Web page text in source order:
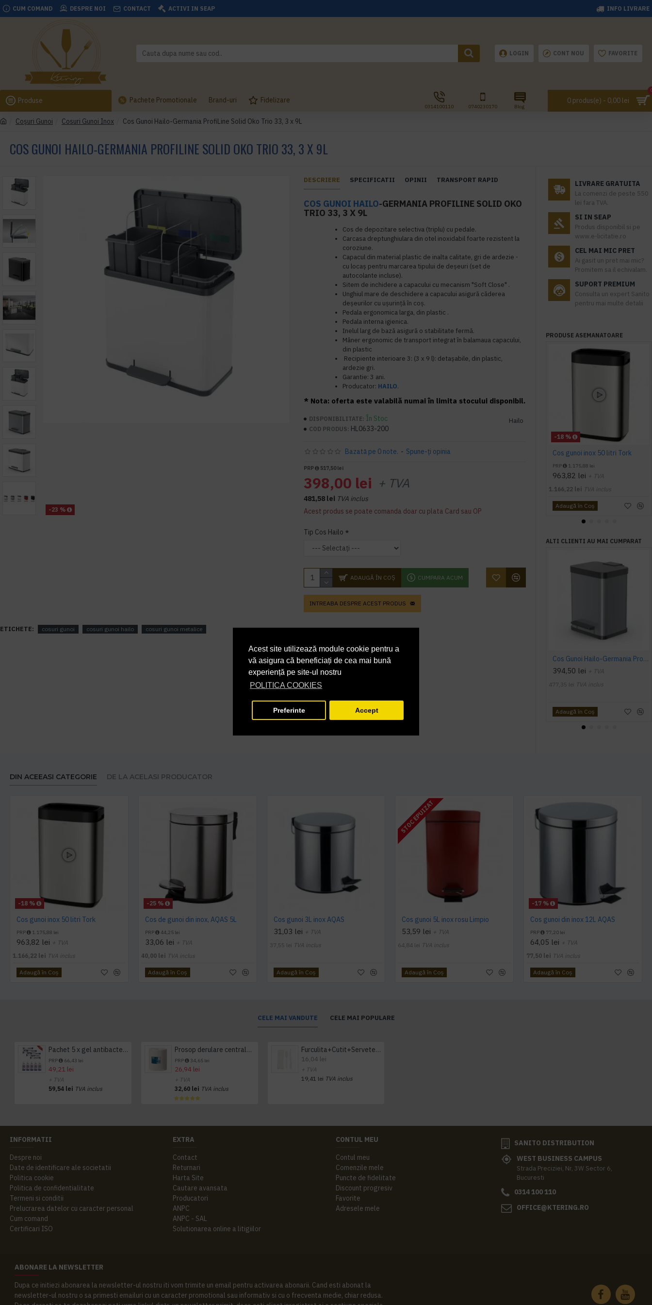
Acest site utilizează module cookie pentru a
vă asigura că beneficiați de cea mai bună
experiență pe site-ul nostru
POLITICA COOKIES
Preferinte Accept
CUM COMAND DESPRE NOI CONTACT ACTIVI IN SEAP INFO LIVRARE
LOGIN CONT NOU FAVORITE
Produse Pachete Promotionale Brand-uri Fidelizare
0314100110 0740230170 Blog
0 produs(e) - 0,00 lei
Coşuri Gunoi Cosuri Gunoi Inox Cos Gunoi Hailo-Germania ProfiLine Solid Oko Trio 33, 3 x 9L
COS GUNOI HAILO-GERMANIA PROFILINE SOLID OKO TRIO 33, 3 X 9L
-23 %
DESCRIERE SPECIFICATII OPINII TRANSPORT RAPID
COS GUNOI HAILO-GERMANIA PROFILINE SOLID OKO
TRIO 33, 3 X 9L
Cos de depozitare selectiva (triplu) cu pedale.
Carcasa dreptunghiulara din otel inoxidabil foarte rezistent la
coroziune.
Capacul din material plastic de inalta calitate, gri de ardezie -
cu locaș pentru marcarea tipului de deșeuri (set de
autocolante incluse).
Sitem de inchidere a capacului cu mecanism "Soft Close" .
Unghiul mare de deschidere a capacului asigură căderea
deșeurilor cu ușurință în coș.
Pedala ergonomica larga, din plastic .
Pedala interna igienica.
Inelul larg de bază asigură o stabilitate fermă.
Mâner ergonomic de transport integrat în balamaua capacului,
din plastic
Recipiente interioare 3: (3 x 9 l): detașabile, din plastic,
ardezie gri.
Garantie: 3 ani.
Producator: HAILO.
* Nota: oferta este valabilă numai în limita stocului disponibil.
DISPONIBILITATE: În Stoc
COD PRODUS: HL0633-200
Hailo
Bazată pe 0 note. - Spune-ţi opinia
PRP 517,50 lei
398,00 lei + TVA
481,58 lei TVA inclus
Acest produs se poate comanda doar cu plata Card sau OP
Tip Cos Hailo
ADAUGĂ ÎN COŞ CUMPARA ACUM
INTREABA DESPRE ACEST PRODUS
ETICHETE: cosuri gunoi cosuri gunoi hailo cosuri gunoi metalice
LIVRARE GRATUITA
La comenzi de peste 550
lei fara TVA.
SI IN SEAP
Produs disponibil si pe
www.e-licitatie.ro
CEL MAI MIC PRET
Ai gasit un pret mai mic?
Promitem sa il echivalam.
SUPORT PREMIUM
Consulta un expert Sanito
pentru mai multe detalii
PRODUSE ASEMANATOARE
-18 %
Cos gunoi inox 50 litri Tork
PRP 1.175,88 lei
963,82 lei + TVA
1.166,22 lei TVA inclus
Adaugă în Coş
ALTI CLIENTI AU MAI CUMPARAT
Cos Gunoi Hailo-Germania ProfiLine Solid Oko Uno Plus M 17, 17L
394,50 lei + TVA
477,35 lei TVA inclus
Adaugă în Coş
DIN ACEEASI CATEGORIE DE LA ACELASI PRODUCATOR
-18 %
Cos gunoi inox 50 litri Tork
PRP 1.175,88 lei
963,82 lei + TVA
1.166,22 lei TVA inclus
Adaugă în Coş
-25 %
Cos de gunoi din inox, AQAS 5L
PRP 44,25 lei
33,06 lei + TVA
40,00 lei TVA inclus
Adaugă în Coş
Cos gunoi 3L inox AQAS
31,03 lei + TVA
37,55 lei TVA inclus
Adaugă în Coş
STOC EPUIZAT
Cos gunoi 5L inox rosu Limpio
53,59 lei + TVA
64,84 lei TVA inclus
Adaugă în Coş
-17 %
Cos gunoi din inox 12L AQAS
PRP 77,20 lei
64,05 lei + TVA
77,50 lei TVA inclus
Adaugă în Coş
CELE MAI VANDUTE CELE MAI POPULARE
Pachet 5 x gel antibacterian 50ml si 3 x Servetele antibacteriene 48 buc Hygienium
PRP 66,43 lei
49,21 lei
+ TVA
59,54 lei TVA inclus
Prosop derulare centrala 1 pliu, 300 m Tork
PRP 34,65 lei
26,94 lei
+ TVA
32,60 lei TVA inclus
Furculita+Cutit+Servetel 100buc/set
16,04 lei
+ TVA
19,41 lei TVA inclus
INFORMATII
Despre noi
Date de identificare ale societatii
Politica cookie
Politica de confidentialitate
Termeni si conditii
Prelucrarea datelor cu caracter personal
Cum comand
Certificari ISO
EXTRA
Contact
Returnari
Harta Site
Cautare avansata
Producatori
ANPC
ANPC - SAL
Solutionarea online a litigiilor
CONTUL MEU
Contul meu
Comenzile mele
Puncte de fidelitate
Discount progresiv
Favorite
Adresele mele
SANITO DISTRIBUTION
WEST BUSINESS CAMPUS
Strada Preciziei, Nr, 3W Sector 6,
Bucuresti
0314 100 110
OFFICE@KTERING.RO
ABONARE LA NEWSLETTER
Dupa ce initiezi abonarea la newsletter-ul nostru iti vom trimite un email pentru activarea abonarii. Cand esti abonat la
newsletter-ul nostru o sa primesti emailuri cu un caracter promotional sau informativ si cu o frecventa medie, chiar redusa.